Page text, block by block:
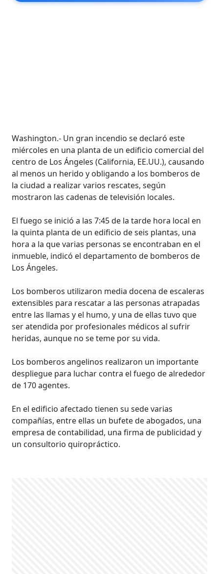
Washington.- Un gran incendio se declaró este
miércoles en una planta de un edificio comercial del
centro de Los Ángeles (California, EE.UU.), causando
al menos un herido y obligando a los bomberos de
la ciudad a realizar varios rescates, según
mostraron las cadenas de televisión locales.
El fuego se inició a las 7:45 de la tarde hora local en
la quinta planta de un edificio de seis plantas, una
hora a la que varias personas se encontraban en el
inmueble, indicó el departamento de bomberos de
Los Ángeles.
Los bomberos utilizaron media docena de escaleras
extensibles para rescatar a las personas atrapadas
entre las llamas y el humo, y una de ellas tuvo que
ser atendida por profesionales médicos al sufrir
heridas, aunque no se teme por su vida.
Los bomberos angelinos realizaron un importante
despliegue para luchar contra el fuego de alrededor
de 170 agentes.
En el edificio afectado tienen su sede varias
compañías, entre ellas un bufete de abogados, una
empresa de contabilidad, una firma de publicidad y
un consultorio quiropráctico.